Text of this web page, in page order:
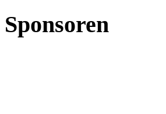
Sponsoren